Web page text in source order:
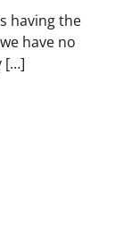
having the
have no
[…]